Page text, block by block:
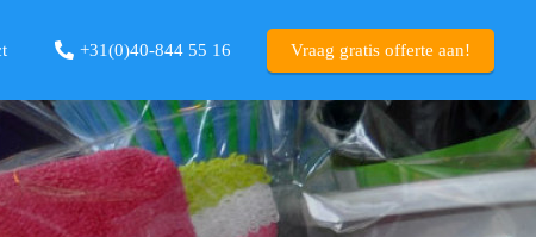
+31(0)40-844 55 16‬ Vraag gratis offerte aan!